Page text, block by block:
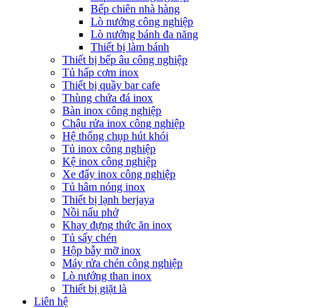
Bếp chiên nhà hàng
Lò nướng công nghiệp
Lò nướng bánh đa năng
Thiết bị làm bánh
Thiết bị bếp âu công nghiệp
Tủ hấp cơm inox
Thiết bị quầy bar cafe
Thùng chứa đá inox
Bàn inox công nghiệp
Chậu rửa inox công nghiệp
Hệ thống chụp hút khói
Tủ inox công nghiệp
Kệ inox công nghiệp
Xe đẩy inox công nghiệp
Tủ hâm nóng inox
Thiết bị lạnh berjaya
Nồi nấu phở
Khay đựng thức ăn inox
Tủ sấy chén
Hộp bẫy mỡ inox
Máy rửa chén công nghiệp
Lò nướng than inox
Thiết bị giặt là
Liên hệ